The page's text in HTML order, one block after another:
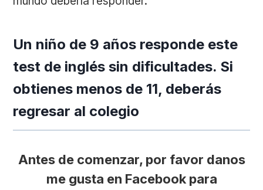
Un niño de 9 años responde este
test de inglés sin dificultades. Si
obtienes menos de 11, deberás
regresar al colegio
Antes de comenzar, por favor danos
me gusta en Facebook para